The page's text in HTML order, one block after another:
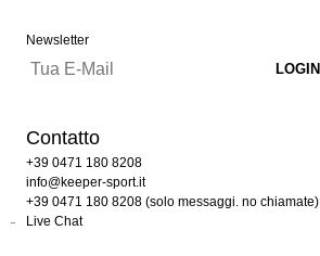
Newsletter
Contatto
+39 0471 180 8208
info@keeper-sport.it
+39 0471 180 8208 (solo messaggi. no chiamate)
Live Chat